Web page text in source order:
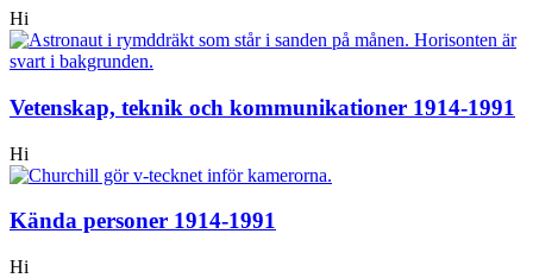
Hi
Vetenskap, teknik och kommunikationer 1914-1991
Hi
Kända personer 1914-1991
Hi